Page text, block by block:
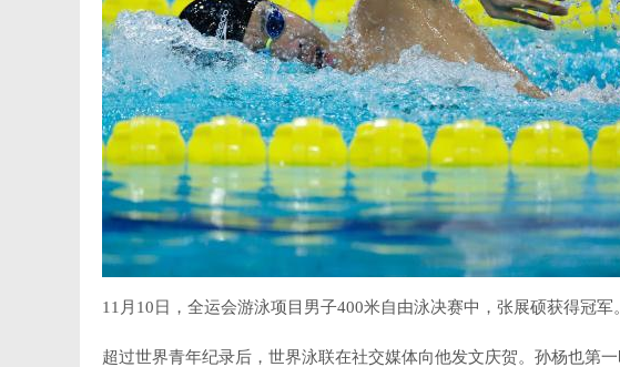
11月10日，全运会游泳项目男子400米自由泳决赛中，张展硕获得冠
超过世界青年纪录后，世界泳联在社交媒体向他发文庆贺。孙杨也第